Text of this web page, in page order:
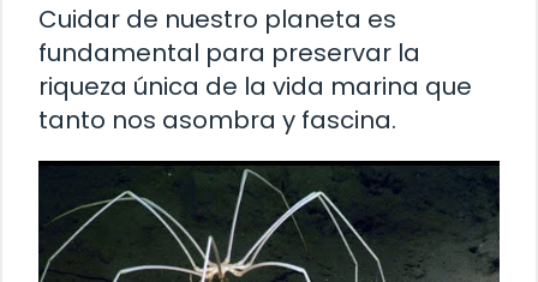
Cuidar de nuestro planeta es
fundamental para preservar la
riqueza única de la vida marina que
tanto nos asombra y fascina.